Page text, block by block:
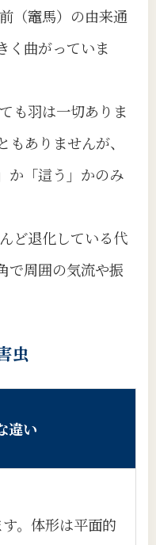
（竈馬）の由来通
く曲がっていま
も羽は一切ありま
ありませんが、
か「這う」かのみ
ど退化している代
で周囲の気流や振
虫
違い
。体形は平面的